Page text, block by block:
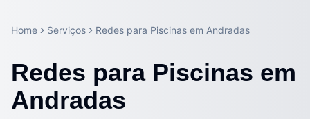
Home Serviços Redes para Piscinas em Andradas
Redes para Piscinas em
Andradas